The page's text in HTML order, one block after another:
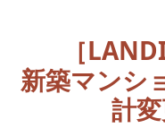
［
新築マンシ
計